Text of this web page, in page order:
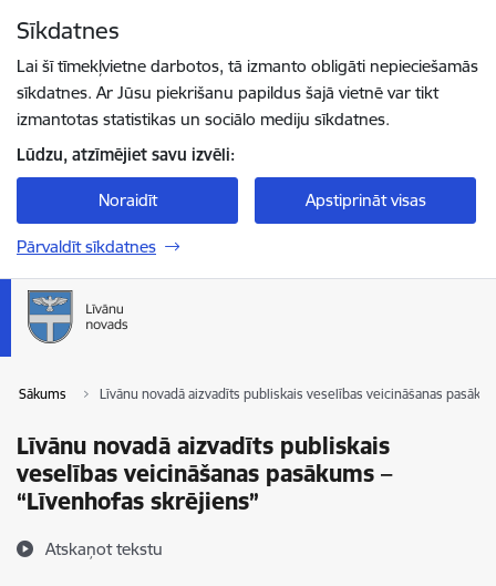
Sīkdatnes
Lai šī tīmekļvietne darbotos, tā izmanto obligāti nepieciešamās
sīkdatnes. Ar Jūsu piekrišanu papildus šajā vietnē var tikt
izmantotas statistikas un sociālo mediju sīkdatnes.
Lūdzu, atzīmējiet savu izvēli:
Noraidīt Apstiprināt visas
Pārvaldīt sīkdatnes
Sākums Līvānu novadā aizvadīts publiskais veselības veicināšanas
Līvānu novadā aizvadīts publiskais
veselības veicināšanas pasākums –
“Līvenhofas skrējiens”
Atskaņot tekstu